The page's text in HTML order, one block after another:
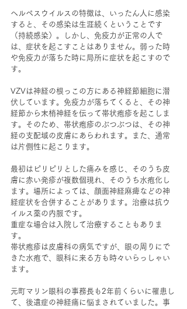
ヘルペスウイルスの特徴は、いったん人に感染
すると、その感染は生涯続くということです
（持続感染）。しかし、免疫力が正常の人で
は、症状を起こすことはありません。弱った時
や免疫力が落ちた時に局所に症状を起こすので
す。
VZVは神経の根っこの方にある神経節細胞に潜
伏しています。免疫力が落ちてくると、その神
経節から末梢神経を伝って帯状疱疹を起こしま
す。そのため、帯状疱疹のぶつぶつは、その神
経の支配域の皮膚にあらわれます。また、通常
は片側性に起こります。
最初はピリピリとした痛みを感じ、そのうち皮
膚に赤い発疹が複数個現れ、そのうち水疱化し
ます。場所によっては、顔面神経麻痺などの神
経症状を合併することがあります。治療は抗ウ
イルス薬の内服です。
重症な場合は入院して治療することもありま
す。
帯状疱疹は皮膚科の病気ですが、眼の周りにで
きた水疱で、眼科に来る方も時々いらっしゃい
ます。
元町マリン眼科の事務長も2年前くらいに罹患し
て、後遺症の神経痛に悩まされていました。事